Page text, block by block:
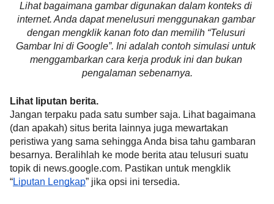
Lihat bagaimana gambar digunakan dalam konteks di
internet. Anda dapat menelusuri menggunakan gambar
dengan mengklik kanan foto dan memilih “Telusuri
Gambar Ini di Google”. Ini adalah contoh simulasi untuk
menggambarkan cara kerja produk ini dan bukan
pengalaman sebenarnya.
Lihat liputan berita.
Jangan terpaku pada satu sumber saja. Lihat bagaimana
(dan apakah) situs berita lainnya juga mewartakan
peristiwa yang sama sehingga Anda bisa tahu gambaran
besarnya. Beralihlah ke mode berita atau telusuri suatu
topik di news.google.com. Pastikan untuk mengklik
“Liputan Lengkap” jika opsi ini tersedia.